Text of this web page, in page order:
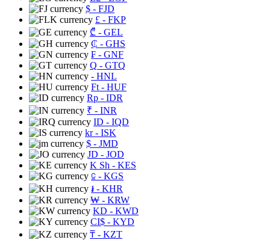
$ - FJD
£ - FKP
₾ - GEL
₵ - GHS
₣ - GNF
Q - GTQ
- HNL
Ft - HUF
Rp - IDR
₹ - INR
ID - IQD
kr- ISK
$ - JMD
JD - JOD
K Sh - KES
⃀ - KGS
៛ - KHR
₩ - KRW
KD - KWD
CI$ - KYD
₸ - KZT